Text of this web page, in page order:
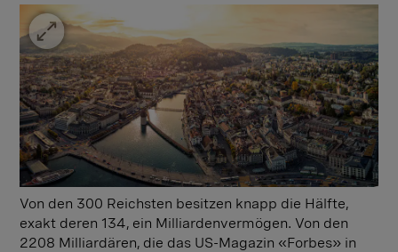
Von den 300 Reichsten besitzen knapp die Hälfte,
exakt deren 134, ein Milliardenvermögen. Von den
2208 Milliardären, die das US-Magazin «Forbes» in